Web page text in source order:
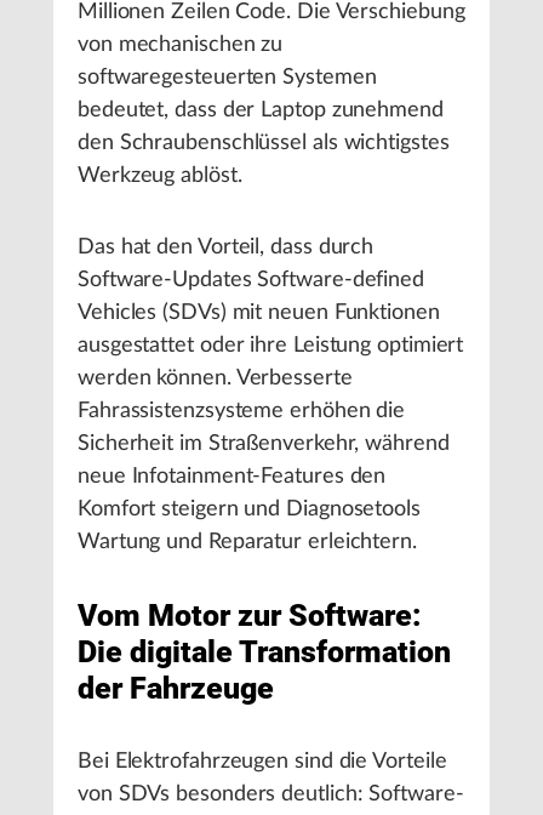
Millionen Zeilen Code. Die Verschiebung
von mechanischen zu
softwaregesteuerten Systemen
bedeutet, dass der Laptop zunehmend
den Schraubenschlüssel als wichtigstes
Werkzeug ablöst.
Das hat den Vorteil, dass durch
Software-Updates Software-defined
Vehicles (SDVs) mit neuen Funktionen
ausgestattet oder ihre Leistung optimiert
werden können. Verbesserte
Fahrassistenzsysteme erhöhen die
Sicherheit im Straßenverkehr, während
neue Infotainment-Features den
Komfort steigern und Diagnosetools
Wartung und Reparatur erleichtern.
Vom Motor zur Software:
Die digitale Transformation
der Fahrzeuge
Bei Elektrofahrzeugen sind die Vorteile
von SDVs besonders deutlich: Software-